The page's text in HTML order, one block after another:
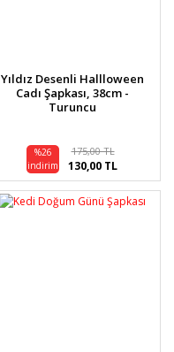
Yıldız Desenli Hallloween
Cadı Şapkası, 38cm -
Turuncu
%26
indirim
175,00 TL
130,00 TL